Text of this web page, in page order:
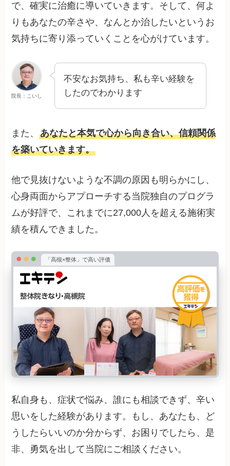
で、確実に治癒に導いていきます。そして、何よ
りもあなたの辛さや、なんとか治したいというお
気持ちに寄り添っていくことを心がけています。
院長：こいし
不安なお気持ち、私も辛い経験を
したのでわかります
また、あなたと本気で心から向き合い、信頼関係
を築いていきます。
他で見抜けないような不調の原因も明らかにし、
心身両面からアプローチする当院独自のプログラ
ムが好評で、これまでに27,000人を超える施術実
績を積んできました。
「高槻×整体」で高い評価
私自身も、症状で悩み、誰にも相談できず、辛い
思いをした経験があります。もし、あなたも、ど
うしたらいいのか分からず、お困りでしたら、是
非、勇気を出して当院にご相談ください。